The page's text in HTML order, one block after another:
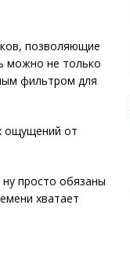
позволяющие
можно не только
фильтром для
просто обязаны
хватает